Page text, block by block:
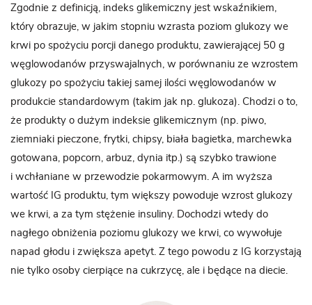
Zgodnie z definicją, indeks glikemiczny jest wskaźnikiem,
który obrazuje, w jakim stopniu wzrasta poziom glukozy we
krwi po spożyciu porcji danego produktu, zawierającej 50 g
węglowodanów przyswajalnych, w porównaniu ze wzrostem
glukozy po spożyciu takiej samej ilości węglowodanów w
produkcie standardowym (takim jak np. glukoza). Chodzi o to,
że produkty o dużym indeksie glikemicznym (np. piwo,
ziemniaki pieczone, frytki, chipsy, biała bagietka, marchewka
gotowana, popcorn, arbuz, dynia itp.) są szybko trawione
i wchłaniane w przewodzie pokarmowym. A im wyższa
wartość IG produktu, tym większy powoduje wzrost glukozy
we krwi, a za tym stężenie insuliny. Dochodzi wtedy do
nagłego obniżenia poziomu glukozy we krwi, co wywołuje
napad głodu i zwiększa apetyt. Z tego powodu z IG korzystają
nie tylko osoby cierpiące na cukrzycę, ale i będące na diecie.